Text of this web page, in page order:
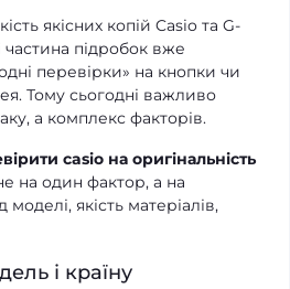
якісних копій Casio та G-
частина підробок вже
перевірки» на кнопки чи
Тому сьогодні важливо
а комплекс факторів.
casio на оригінальність
на один фактор, а на
моделі, якість матеріалів,
і країну